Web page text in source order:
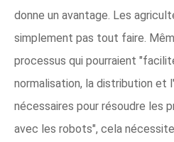
donne un avantage. Les
simplement pas tout faire.
processus qui pourraient
normalisation, la distribution et
nécessaires pour résoudre les
avec les robots", cela